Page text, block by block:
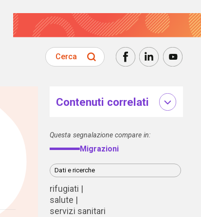
Cerca
Contenuti correlati
Questa segnalazione compare in:
Migrazioni
Dati e ricerche
rifugiati
salute
servizi sanitari